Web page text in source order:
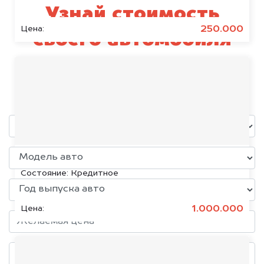
Цена: 250.000
KIA K5, 2020
Состояние: Кредитное
Цена: 1.000.000
Узнай стоимость
своего автомобиля